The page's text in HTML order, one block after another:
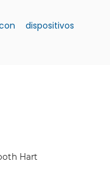
dispositivos
Hart